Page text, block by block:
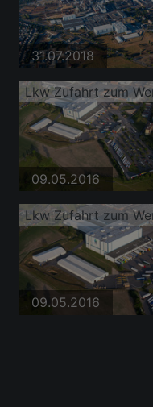
31.07.2018
09.05.2016
09.05.2016